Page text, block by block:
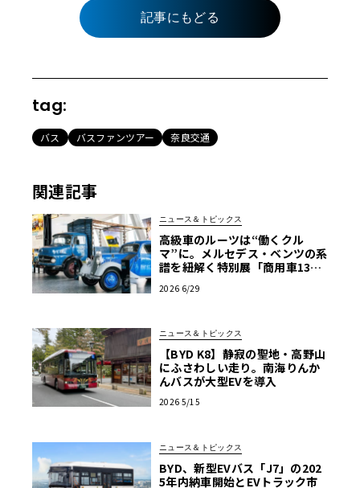
記事にもどる
tag:
バス バスファンツアー 奈良交通
関連記事
ニュース＆トピックス
高級車のルーツは“働くクル
マ”に。メルセデス・ベンツの系
譜を紐解く特別展「商用車130
2026 6/29
ニュース＆トピックス
【BYD K8】静寂の聖地・高野山
にふさわしい走り。南海りんか
んバスが大型EVを導入
2026 5/15
ニュース＆トピックス
BYD、新型EVバス「J7」の202
5年内納車開始とEVトラック市